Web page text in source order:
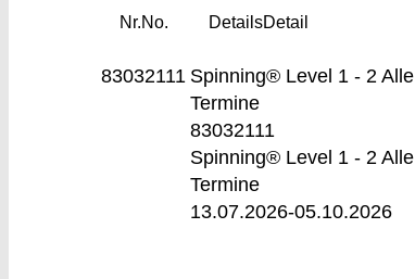
Nr.No. DetailsDetail
83032111 Spinning® Level 1 - 2 Alle
Termine
83032111
Spinning® Level 1 - 2 Alle
Termine
13.07.2026-05.10.2026